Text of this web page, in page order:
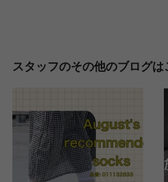
スタッフのその他のブログは